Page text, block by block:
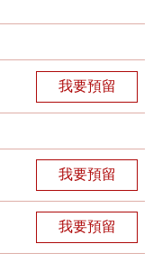
我要預留
我要預留
我要預留